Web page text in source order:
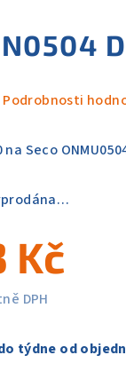
Podrobnosti
Seco
Kč
DPH
týdne od